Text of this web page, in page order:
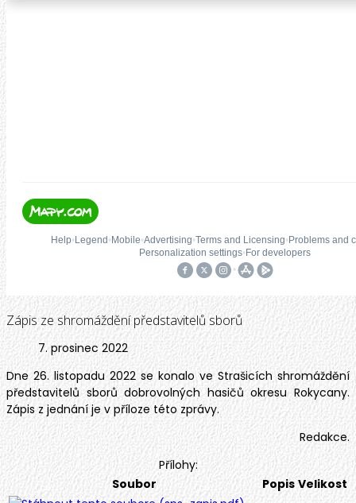
Zápis ze shromáždění představitelů sborů
7. prosinec 2022
Dne 26. listopadu 2022 se konalo ve Strašicích shromáždění
představitelů sborů dobrovolných hasičů okresu Rokycany.
Zápis z jednání je v příloze této zprávy.
Redakce.
Přílohy:
Soubor
Popis Velikost